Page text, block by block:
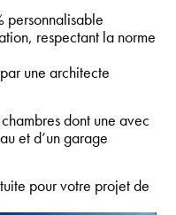
personnalisable
respectant la norme
une architecte
dont une avec
et d’un garage
pour votre projet de